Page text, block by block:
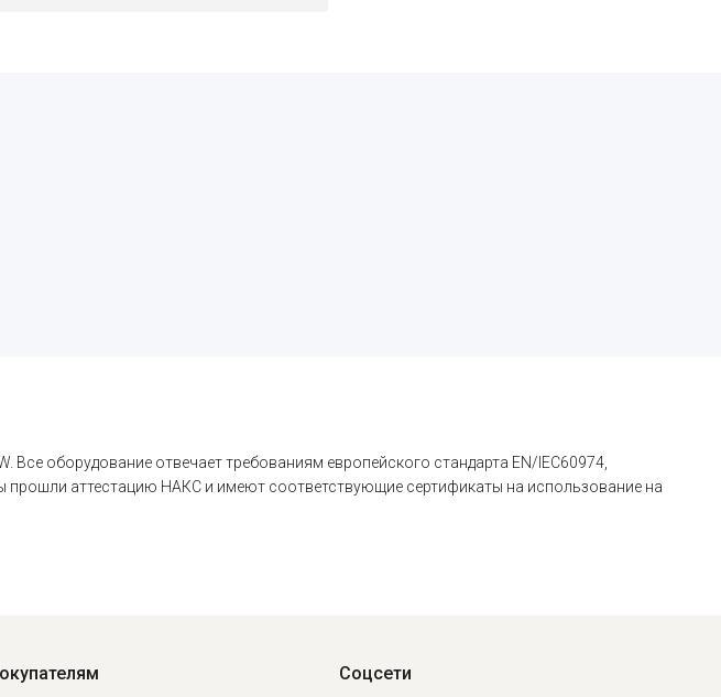
Все оборудование отвечает требованиям европейского стандарта EN/IEC60974,
прошли аттестацию НАКС и имеют соответствующие сертификаты на использование на
Соцсети